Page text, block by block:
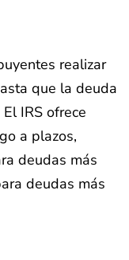
realizar
que la deuda
IRS ofrece
a plazos,
deudas más
deudas más